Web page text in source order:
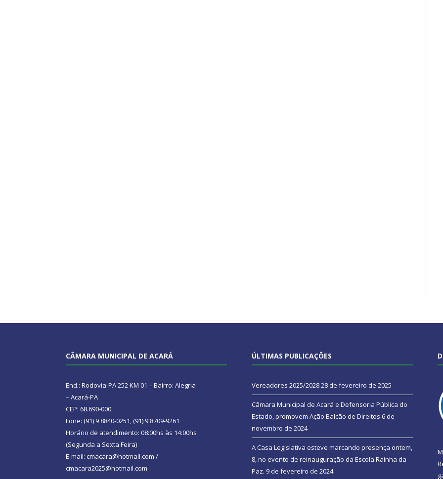
CÂMARA MUNICIPAL DE ACARÁ
End.: Rodovia-PA 252 KM 01 – Bairro: Alegria
– Acará-PA
CEP: 68.690-000
Fone: (91) 9 8840-0251, (91) 9 8709-9261
Horário de atendimento: 08:00hs às 14:00hs
(Segunda a Sexta Feira)
E-mail: cmacara@hotmail.com /
cmacara2025@hotmail.com
ÚLTIMAS PUBLICAÇÕES
Vereadores 2025/202828 de fevereiro de 2025
Câmara Municipal de Acará e Defensoria Pública do
Estado, promovem Ação Balcão de Direitos 6 de
novembro de 2024
A Casa Legislativa esteve marcando presença ontem,
8, no evento de reinauguração da Escola Rainha da
Paz. 9 de fevereiro de 2024